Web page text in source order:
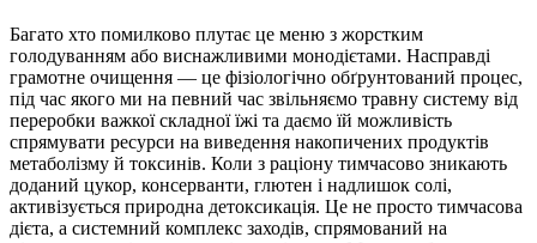
Багато хто помилково плутає це меню з жорстким
голодуванням або виснажливими монодієтами. Насправді
грамотне очищення — це фізіологічно обґрунтований процес,
під час якого ми на певний час звільняємо травну систему від
переробки важкої складної їжі та даємо їй можливість
спрямувати ресурси на виведення накопичених продуктів
метаболізму й токсинів. Коли з раціону тимчасово зникають
доданий цукор, консерванти, глютен і надлишок солі,
активізується природна детоксикація. Це не просто тимчасова
дієта, а системний комплекс заходів, спрямований на